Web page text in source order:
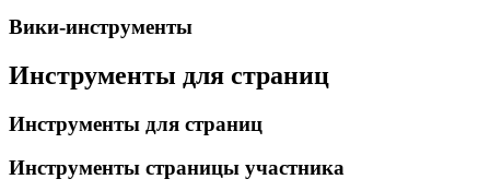
Вики-инструменты
Инструменты для страниц
Инструменты для страниц
Инструменты страницы участника